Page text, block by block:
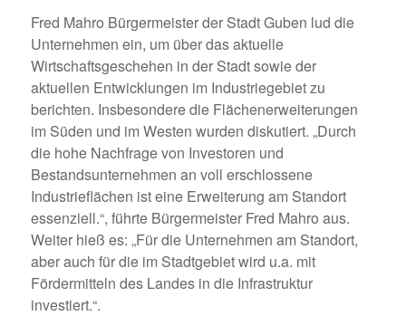
Fred Mahro Bürgermeister der Stadt Guben lud die
Unternehmen ein, um über das aktuelle
Wirtschaftsgeschehen in der Stadt sowie der
aktuellen Entwicklungen im Industriegebiet zu
berichten. Insbesondere die Flächenerweiterungen
im Süden und im Westen wurden diskutiert. „Durch
die hohe Nachfrage von Investoren und
Bestandsunternehmen an voll erschlossene
Industrieflächen ist eine Erweiterung am Standort
essenziell.“, führte Bürgermeister Fred Mahro aus.
Weiter hieß es: „Für die Unternehmen am Standort,
aber auch für die im Stadtgebiet wird u.a. mit
Fördermitteln des Landes in die Infrastruktur
investiert.“.